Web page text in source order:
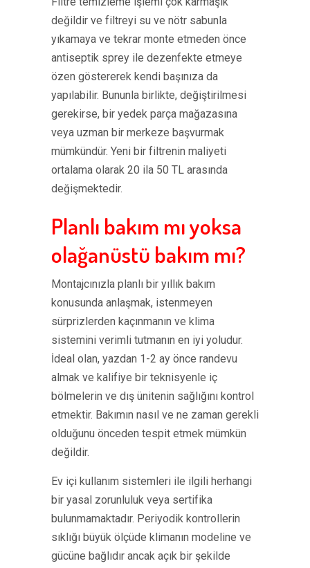
değildir ve filtreyi su ve nötr sabunla
yıkamaya ve tekrar monte etmeden önce
antiseptik sprey ile dezenfekte etmeye
özen göstererek kendi başınıza da
yapılabilir. Bununla birlikte, değiştirilmesi
gerekirse, bir yedek parça mağazasına
veya uzman bir merkeze başvurmak
mümkündür. Yeni bir filtrenin maliyeti
ortalama olarak 20 ila 50 TL arasında
değişmektedir.
Planlı bakım mı yoksa
olağanüstü bakım mı?
Montajcınızla planlı bir yıllık bakım
konusunda anlaşmak, istenmeyen
sürprizlerden kaçınmanın ve klima
sistemini verimli tutmanın en iyi yoludur.
İdeal olan, yazdan 1-2 ay önce randevu
almak ve kalifiye bir teknisyenle iç
bölmelerin ve dış ünitenin sağlığını kontrol
etmektir. Bakımın nasıl ve ne zaman gerekli
olduğunu önceden tespit etmek mümkün
değildir.
Ev içi kullanım sistemleri ile ilgili herhangi
bir yasal zorunluluk veya sertifika
bulunmamaktadır. Periyodik kontrollerin
sıklığı büyük ölçüde klimanın modeline ve
gücüne bağlıdır ancak açık bir şekilde